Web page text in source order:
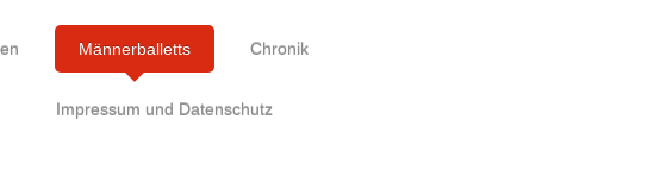
Männerballetts Chronik
Impressum und Datenschutz